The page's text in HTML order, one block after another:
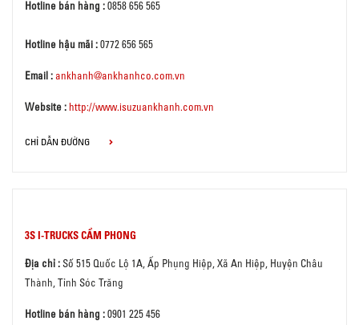
Hotline bán hàng :0858 656 565
Hotline hậu mãi :0772 656 565
Email :ankhanh@ankhanhco.com.vn
Website : http://www.isuzuankhanh.com.vn
CHỈ DẪN ĐƯỜNG
3S I-TRUCKS CẨM PHONG
Địa chỉ :Số 515 Quốc Lộ 1A, Ấp Phụng Hiệp, Xã An Hiệp, Huyện Châu
Thành, Tỉnh Sóc Trăng
Hotline bán hàng :0901 225 456